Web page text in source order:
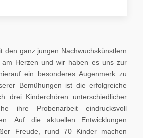
den ganz jungen Nachwuchskünstlern
Herzen und wir haben es uns zur
ein besonderes Augenmerk zu
Bemühungen ist die erfolgreiche
drei Kinderchören unterschiedlicher
ihre Probenarbeit eindrucksvoll
Auf die aktuellen Entwicklungen
Freude, rund 70 Kinder machen